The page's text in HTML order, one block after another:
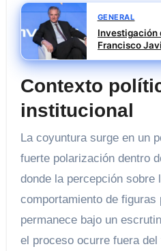
GENERAL
Investigación
Francisco
posible
Contexto
institucional
La coyuntura surge en un
fuerte polarización dentro
donde la percepción sobre
comportamiento de
permanece bajo un
el proceso ocurre fuera